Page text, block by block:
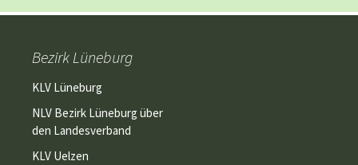
Bezirk Lüneburg
KLV Lüneburg
NLV Bezirk Lüneburg über
den Landesverband
KLV Uelzen